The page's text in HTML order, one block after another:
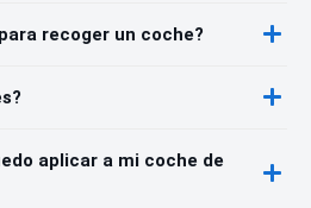
recoger un coche?
aplicar a mi coche de